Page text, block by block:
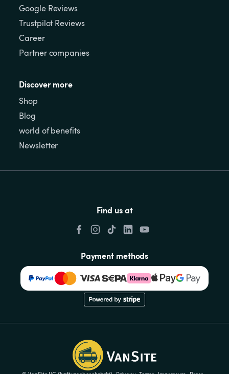
Google Reviews
Trustpilot Reviews
Career
Partner companies
Discover more
Shop
Blog
world of benefits
Newsletter
Find us at
Payment methods